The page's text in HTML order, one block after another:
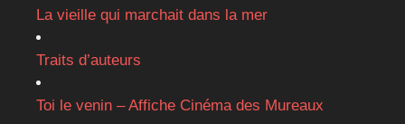
La vieille qui marchait dans la mer
Traits d’auteurs
Toi le venin – Affiche Cinéma des Mureaux